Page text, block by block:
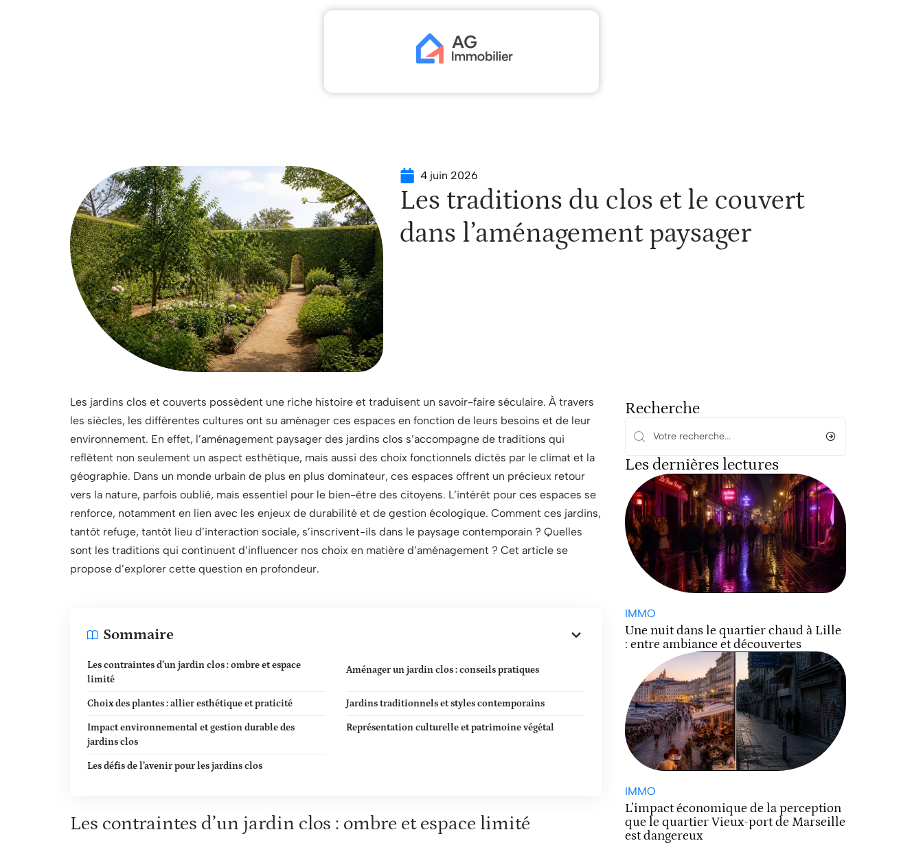
4 juin 2026
Les traditions du clos et le couvert
dans l’aménagement paysager
Les jardins clos et couverts possèdent une riche histoire et traduisent un savoir-faire séculaire. À travers
les siècles, les différentes cultures ont su aménager ces espaces en fonction de leurs besoins et de leur
environnement. En effet, l’aménagement paysager des jardins clos s’accompagne de traditions qui
reflètent non seulement un aspect esthétique, mais aussi des choix fonctionnels dictés par le climat et la
géographie. Dans un monde urbain de plus en plus dominateur, ces espaces offrent un précieux retour
vers la nature, parfois oublié, mais essentiel pour le bien-être des citoyens. L’intérêt pour ces espaces se
renforce, notamment en lien avec les enjeux de durabilité et de gestion écologique. Comment ces jardins,
tantôt refuge, tantôt lieu d’interaction sociale, s’inscrivent-ils dans le paysage contemporain ? Quelles
sont les traditions qui continuent d’influencer nos choix en matière d’aménagement ? Cet article se
propose d’explorer cette question en profondeur.
Sommaire
Les contraintes d’un jardin clos : ombre et espace
limité
Aménager un jardin clos : conseils pratiques
Choix des plantes : allier esthétique et praticité Jardins traditionnels et styles contemporains
Impact environnemental et gestion durable des
jardins clos
Représentation culturelle et patrimoine végétal
Les défis de l’avenir pour les jardins clos
Les contraintes d’un jardin clos : ombre et espace limité
Recherche
Les dernières lectures
IMMO
Une nuit dans le quartier chaud à Lille
: entre ambiance et découvertes
IMMO
L’impact économique de la perception
que le quartier Vieux-port de Marseille
est dangereux